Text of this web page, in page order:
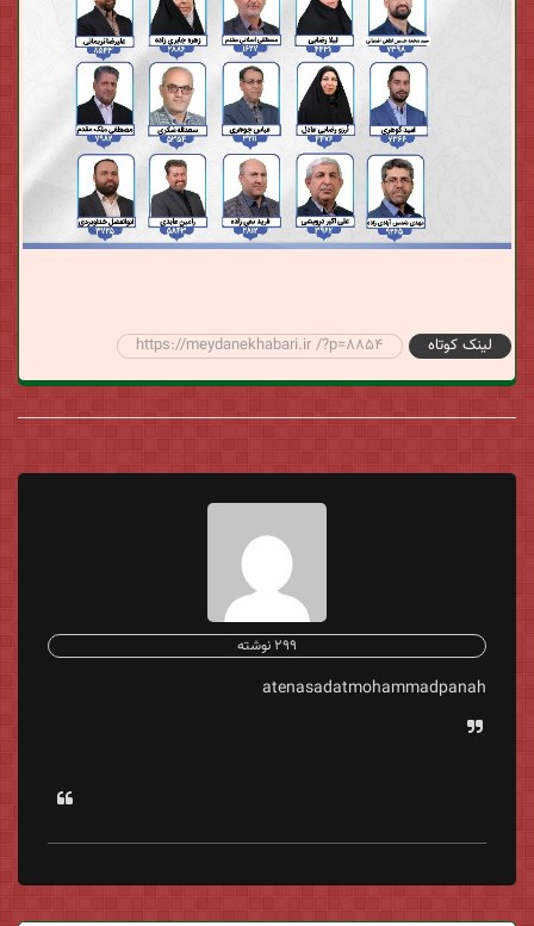
لینک کوتاه https://meydanekhabari.ir /?p=8854
299 نوشته
atenasadatmohammadpanah